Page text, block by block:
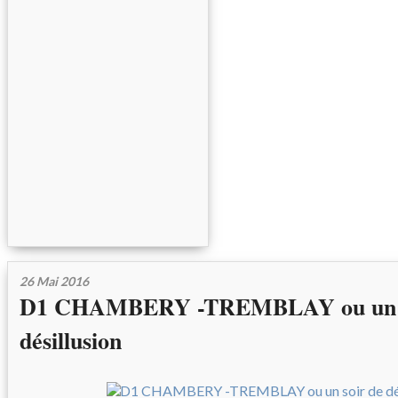
26 Mai 2016
D1 CHAMBERY -TREMBLAY ou
désillusion